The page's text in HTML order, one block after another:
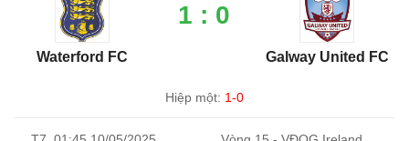
Waterford FC
1 : 0
Galway United FC
Hiệp một: 1-0